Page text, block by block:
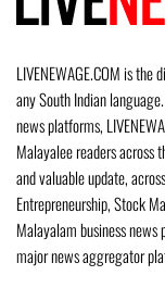
LIVENEWAGE.COM is
any South Indian
news platforms,
Malayalee readers
and valuable update,
Entrepreneurship, Stock
Malayalam business
major news aggregator